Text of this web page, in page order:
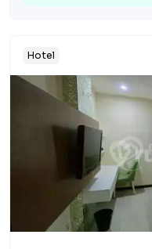
Hotel